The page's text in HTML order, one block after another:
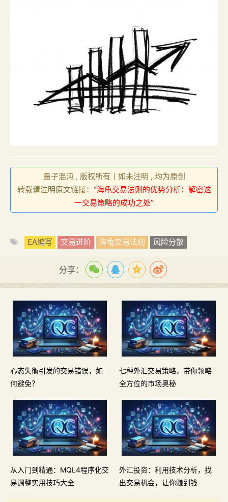
量子混沌 , 版权所有丨如未注明 , 均为原创
转载请注明原文链接： “海龟交易法则的优势分析：解密这
一交易策略的成功之处”
EA编写 交易进阶 海龟交易法则 风险分散
分享：
心态失衡引发的交易错误，如
何避免？
七种外汇交易策略，带你领略
全方位的市场奥秘
从入门到精通：MQL4程序化交
易调整实用技巧大全
外汇投资：利用技术分析，找
出交易机会，让你赚到钱